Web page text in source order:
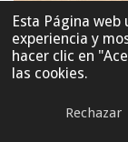
Esta Página
experiencia y
hacer clic en
las cookies.
Rechazar